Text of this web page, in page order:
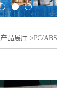
产品展厅 >PC/ABS